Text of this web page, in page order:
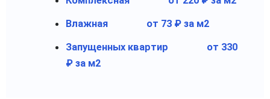
Влажная от 73 ₽ за м2
Запущенных квартир
от 330
₽ за м2